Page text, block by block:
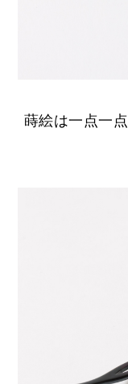
蒔絵は一点一